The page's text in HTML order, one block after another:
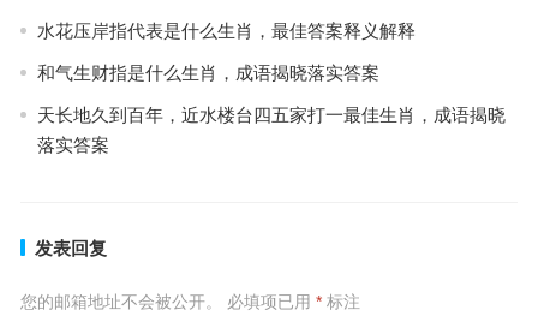
水花压岸指代表是什么生肖，最佳答案释义解释
和气生财指是什么生肖，成语揭晓落实答案
天长地久到百年，近水楼台四五家打一最佳生肖，成语揭晓
落实答案
发表回复
您的邮箱地址不会被公开。 必填项已用 *标注